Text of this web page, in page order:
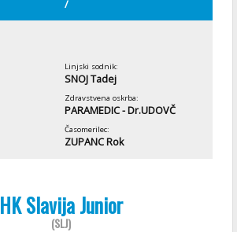
/
Linjski sodnik:
SNOJ Tadej
Zdravstvena oskrba:
PARAMEDIC - Dr.UDOVČ
Časomerilec:
ZUPANC Rok
HK Slavija Junior
(SLJ)